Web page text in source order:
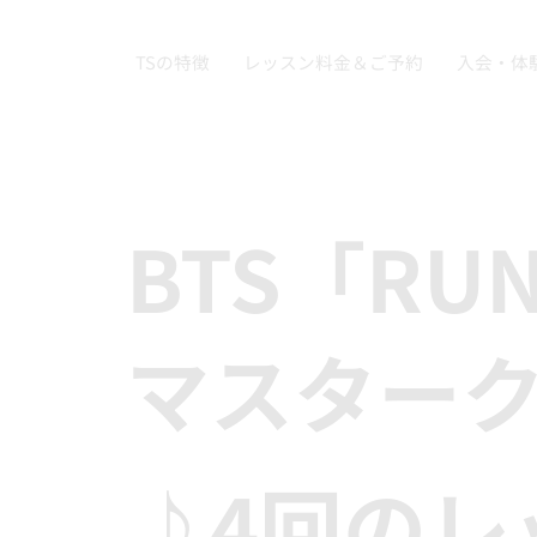
TSの特徴 レッスン料金＆ご予約 入会・体
BTS「
マスター